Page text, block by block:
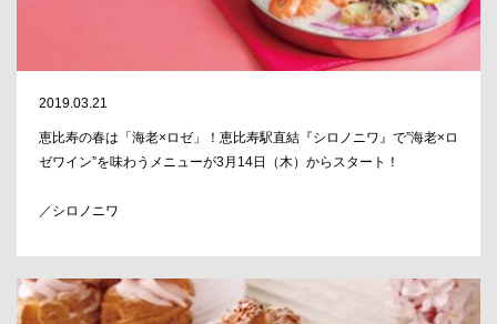
2019.03.21
恵比寿の春は「海老×ロゼ」！恵比寿駅直結『シロノニワ』で”海老×ロ
ゼワイン”を味わうメニューが3月14日（木）からスタート！
／シロノニワ